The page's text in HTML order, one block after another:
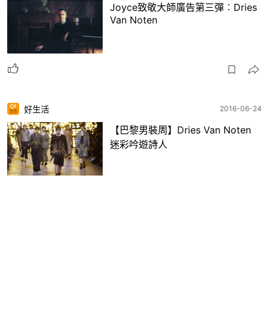
Joyce致敬大師廣告第三彈︰Dries
Van Noten
好生活 2016-06-24
【巴黎男裝周】Dries Van Noten
迷彩吟遊詩人